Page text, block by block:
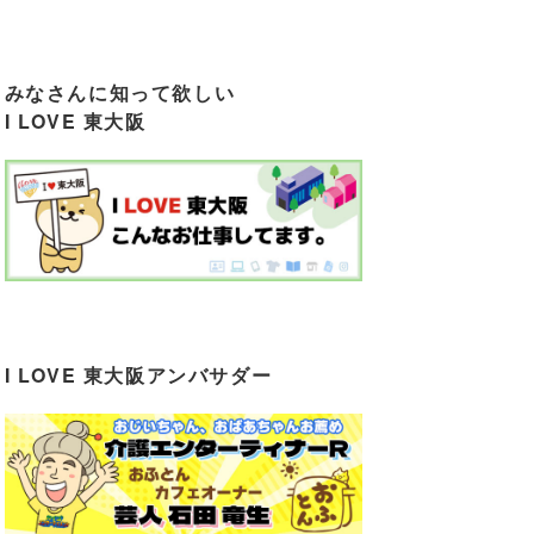
みなさんに知って欲しい
I LOVE 東大阪
I LOVE 東大阪アンバサダー